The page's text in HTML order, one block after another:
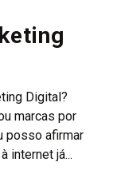
Digital?
marcas por
posso afirmar
internet já...